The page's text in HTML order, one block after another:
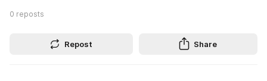
0 reposts
Repost Share